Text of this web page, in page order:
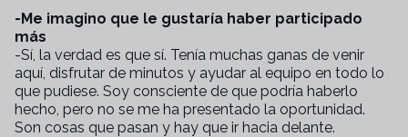
-Me imagino que le gustaría haber participado
más
-Sí, la verdad es que sí. Tenía muchas ganas de venir
aquí, disfrutar de minutos y ayudar al equipo en todo lo
que pudiese. Soy consciente de que podría haberlo
hecho, pero no se me ha presentado la oportunidad.
Son cosas que pasan y hay que ir hacia delante.